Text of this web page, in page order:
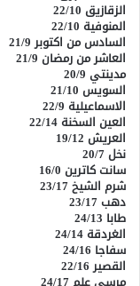
الزقازيق 22/10
المنوفية 22/10
السادس من اكتوبر 21/9
العاشر من رمضان 21/9
مدينتي 20/9
السويس 21/10
الاسماعيلية 22/9
العين السخنة 22/14
العريش 19/12
نخل 20/7
سانت كاترين 16/0
شرم الشيخ 23/17
دهب 23/17
طابا 24/13
الغردقة 24/14
سفاجا 24/16
القصير 22/16